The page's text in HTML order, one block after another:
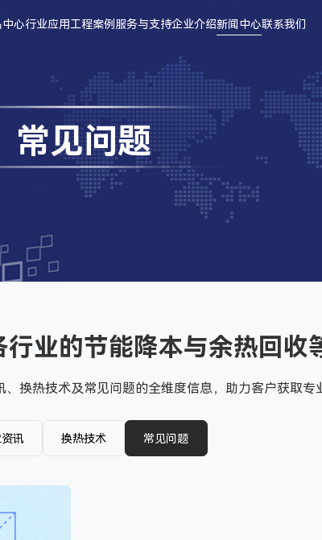
中心行业应用工程案例 服务与支持企业介绍新闻中心联系我们
常见问题
业的节能降本与余热回收
换热技术及常见问题的全维度信息，助力客户获取专
讯 换热技术 常见问题